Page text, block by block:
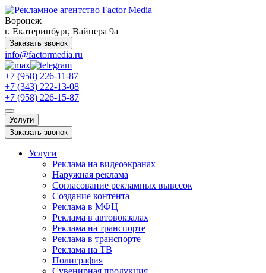
Воронеж
г. Екатеринбург, Вайнера 9а
Заказать звонок
info@factormedia.ru
+7 (958) 226-11-87
+7 (343) 222-13-08
+7 (958) 226-15-87
Услуги
Заказать звонок
Услуги
Реклама на видеоэкранах
Наружная реклама
Согласование рекламных вывесок
Создание контента
Реклама в МФЦ
Реклама в автовокзалах
Реклама на транспорте
Реклама в транспорте
Реклама на ТВ
Полиграфия
Сувенирная продукция